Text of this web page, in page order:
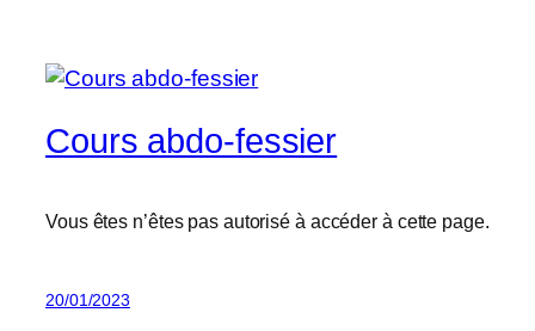
Cours abdo-fessier
Vous êtes n’êtes pas autorisé à accéder à cette page.
20/01/2023